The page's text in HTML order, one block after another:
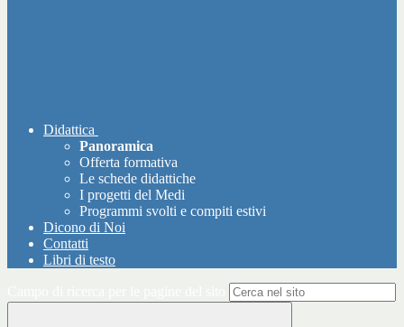
Didattica
Panoramica
Offerta formativa
Le schede didattiche
I progetti del Medi
Programmi svolti e compiti estivi
Dicono di Noi
Contatti
Libri di testo